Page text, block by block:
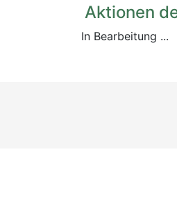
Aktionen
In Bearbeitung ...